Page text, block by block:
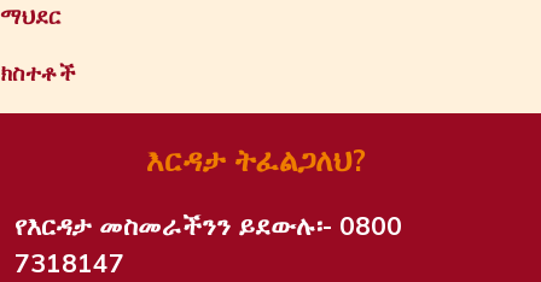
ማህደር
ክስተቶች
እርዳታ ትፈልጋለህ?
የእርዳታ መስመራችንን ይደውሉ፡- 0800
7318147